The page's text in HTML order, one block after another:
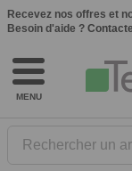
Recevez nos offres et
Besoin d'aide ?
MENU
Rechercher un